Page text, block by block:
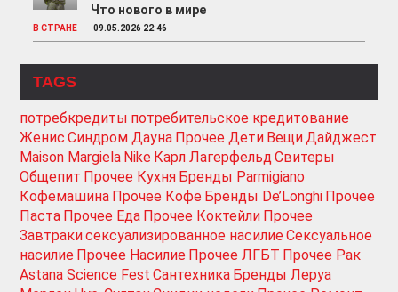
Что нового в мире
В СТРАНЕ 09.05.2026 22:46
TAGS
потребкредиты потребительское кредитование
Женис Синдром Дауна Прочее Дети Вещи Дайджест
Maison Margiela Nike Карл Лагерфельд Свитеры
Общепит Прочее Кухня Бренды Parmigiano
Кофемашина Прочее Кофе Бренды De’Longhi Прочее
Паста Прочее Еда Прочее Коктейли Прочее
Завтракисексуализированное насилиеСексуальное
насилие Прочее Насилие Прочее ЛГБТ Прочее Рак
Astana Science Fest Сантехника Бренды Леруа